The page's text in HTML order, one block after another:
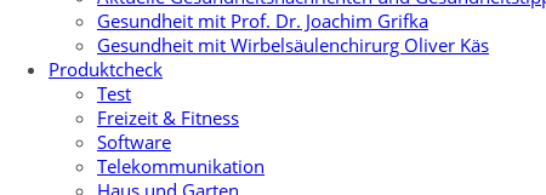
Gesundheit mit Prof. Dr. Joachim Grifka
Gesundheit mit Wirbelsäulenchirurg Oliver Käs
Produktcheck
Test
Freizeit & Fitness
Software
Telekommunikation
Haus und Garten